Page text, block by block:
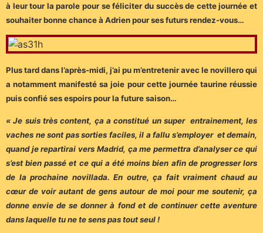
à leur tour la parole pour se féliciter du succès de cette journée et
souhaiter bonne chance à Adrien pour ses futurs rendez-vous…
Plus tard dans l’après-midi, j’ai pu m’entretenir avec le novillero qui
a notamment manifesté sa joie pour cette journée taurine réussie
puis confié ses espoirs pour la future saison…
« Je suis très content, ça a constitué un super entrainement, les
vaches ne sont pas sorties faciles, il a fallu s’employer et demain,
quand je repartirai vers Madrid, ça me permettra d’analyser ce qui
s’est bien passé et ce qui a été moins bien afin de progresser lors
de la prochaine novillada. En outre, ça fait vraiment chaud au
cœur de voir autant de gens autour de moi pour me soutenir, ça
donne envie de se donner à fond et de continuer cette aventure
dans laquelle tu ne te sens pas tout seul !